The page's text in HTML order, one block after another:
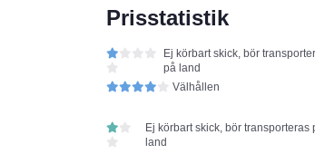
Prisstatistik
Ej körbart skick, bör
på land
Välhållen
Ej körbart skick, bör transporteras
land